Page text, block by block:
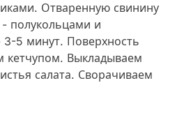
Отваренную свинину
полукольцами и
3-5 минут. Поверхность
кетчупом. Выкладываем
салата. Сворачиваем